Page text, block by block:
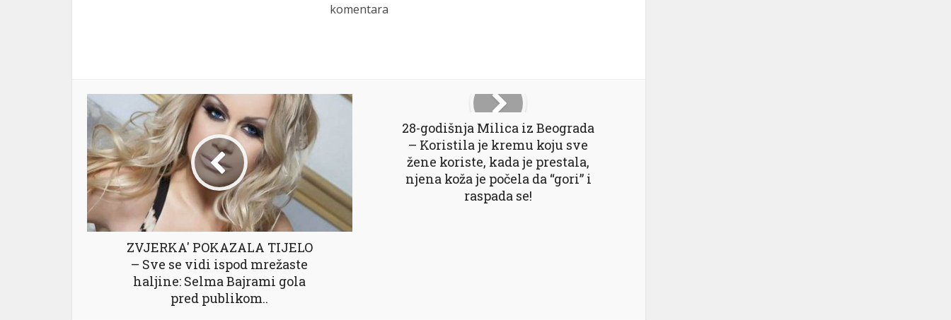
komentara
ZVJERKA' POKAZALA TIJELO
– Sve se vidi ispod mrežaste
haljine: Selma Bajrami gola
pred publikom..
28-godišnja Milica iz Beograda
– Koristila je kremu koju sve
žene koriste, kada je prestala,
njena koža je počela da “gori” i
raspada se!